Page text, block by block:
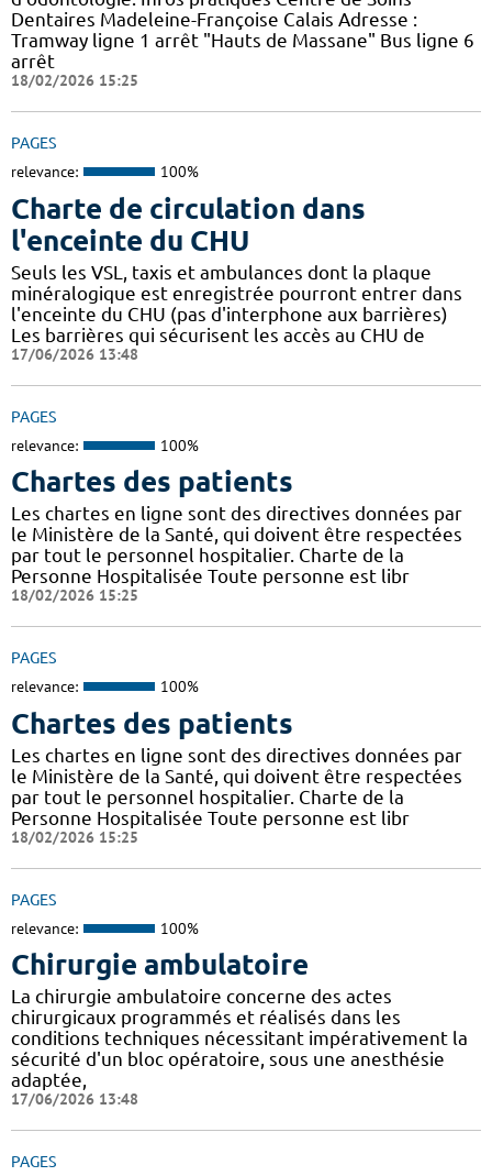
Dentaires Madeleine-Françoise Calais Adresse :
Tramway ligne 1 arrêt "Hauts de Massane" Bus ligne 6
arrêt
18/02/2026 15:25
PAGES
relevance: 100%
Charte de circulation dans
l'enceinte du CHU
Seuls les VSL, taxis et ambulances dont la plaque
minéralogique est enregistrée pourront entrer dans
l'enceinte du CHU (pas d'interphone aux barrières)
Les barrières qui sécurisent les accès au CHU de
17/06/2026 13:48
PAGES
relevance: 100%
Chartes des patients
Les chartes en ligne sont des directives données par
le Ministère de la Santé, qui doivent être respectées
par tout le personnel hospitalier. Charte de la
Personne Hospitalisée Toute personne est libr
18/02/2026 15:25
PAGES
relevance: 100%
Chartes des patients
Les chartes en ligne sont des directives données par
le Ministère de la Santé, qui doivent être respectées
par tout le personnel hospitalier. Charte de la
Personne Hospitalisée Toute personne est libr
18/02/2026 15:25
PAGES
relevance: 100%
Chirurgie ambulatoire
La chirurgie ambulatoire concerne des actes
chirurgicaux programmés et réalisés dans les
conditions techniques nécessitant impérativement la
sécurité d'un bloc opératoire, sous une anesthésie
adaptée,
17/06/2026 13:48
PAGES